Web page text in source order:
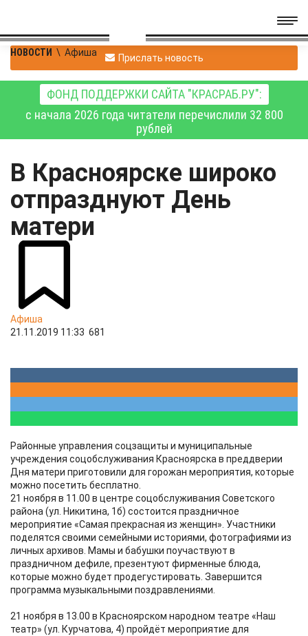
НОВОСТИ \ Афиша Прислать новость
ФОНД ПОДДЕРЖКИ САЙТА "КРАСРАБ.РУ":
с начала 2026 года читатели перечислили 32 800
рублей
В Красноярске широко
отпразднуют День
матери
Афиша
21.11.2019 11:33 681
​Районные управления соцзащиты и муниципальные
учреждения соцобслуживания Красноярска в преддверии
Дня матери приготовили для горожан мероприятия, которые
можно посетить бесплатно.
21 ноября в 11.00 в центре соцобслуживания Советского
района (ул. Никитина, 1б) состоится праздничное
мероприятие «Самая прекрасная из женщин». Участники
поделятся своими семейными историями, фотографиями из
личных архивов. Мамы и бабушки поучаствуют в
праздничном дефиле, презентуют фирменные блюда,
которые можно будет продегустировать. Завершится
программа музыкальными поздравлениями.
21 ноября в 13.00 в Красноярском народном театре «Наш
театр» (ул. Курчатова, 4) пройдёт мероприятие для